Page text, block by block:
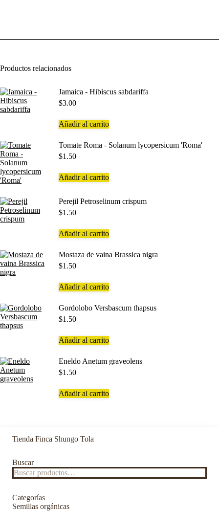
Productos relacionados
Jamaica - Hibiscus sabdariffa
$3.00
Añadir al carrito
Tomate Roma - Solanum lycopersicum 'Roma'
$1.50
Añadir al carrito
Perejil Petroselinum crispum
$1.50
Añadir al carrito
Mostaza de vaina Brassica nigra
$1.50
Añadir al carrito
Gordolobo Versbascum thapsus
$1.50
Añadir al carrito
Eneldo Anetum graveolens
$1.50
Añadir al carrito
Tienda Finca Shungo Tola
Buscar
Categorías
Semillas orgánicas